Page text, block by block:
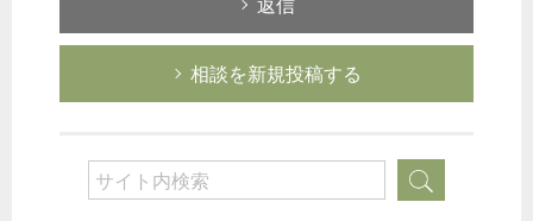
返信
相談を新規投稿する